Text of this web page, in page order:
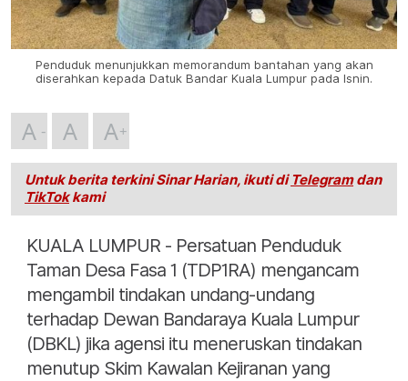
Penduduk menunjukkan memorandum bantahan yang akan
diserahkan kepada Datuk Bandar Kuala Lumpur pada Isnin.
A A A
Untuk berita terkini Sinar Harian, ikuti di Telegramdan
TikTokkami
KUALA LUMPUR - Persatuan Penduduk
Taman Desa Fasa 1 (TDP1RA) mengancam
mengambil tindakan undang-undang
terhadap Dewan Bandaraya Kuala Lumpur
(DBKL) jika agensi itu meneruskan tindakan
menutup Skim Kawalan Kejiranan yang